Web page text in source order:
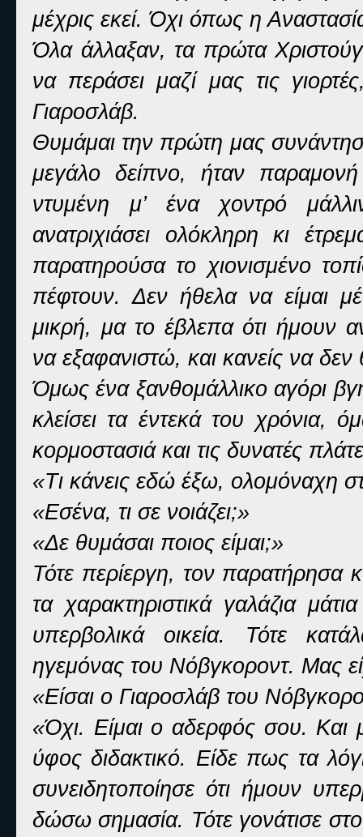
μέχρις εκεί. Όχι όπως η
Όλα άλλαξαν, τα πρώτα
να περάσει μαζί μας τις
Γιαροσλάβ.
Θυμάμαι την πρώτη μας
μεγάλο δείπνο, ήταν
ντυμένη μ’ ένα χοντρό
ανατριχιάσει ολόκληρη κι
παρατηρούσα το χιονισμένο
πέφτουν. Δεν ήθελα να είμαι
μικρή, μα το έβλεπα ότι ήμουν
να εξαφανιστώ, και κανείς να δεν
Όμως ένα ξανθομάλλικο αγόρι
κλείσει τα έντεκά του χρόνια,
κορμοστασιά και τις δυνατές
«Τι κάνεις εδώ έξω, ολομόναχη
«Εσένα, τι σε νοιάζει;»
«Δε θυμάσαι ποιος είμαι;»
Τότε περίεργη, τον παρατήρησα
τα χαρακτηριστικά γαλάζια
υπερβολικά οικεία. Τότε
ηγεμόνας του Νόβγκοροντ. Μας
«Είσαι ο Γιαροσλάβ του
«Όχι. Είμαι ο αδερφός σου. Και
ύφος διδακτικό. Είδε πως τα
συνειδητοποίησε ότι ήμουν
δώσω σημασία. Τότε γονάτισε